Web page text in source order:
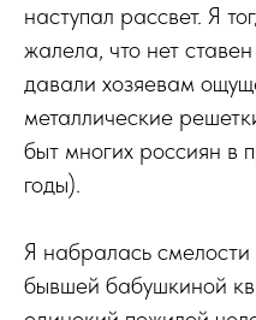
наступал рассвет. Я
жалела, что нет
давали хозяевам
металлические
быт многих россиян в
годы).
Я набралась смелости
бывшей бабушкиной